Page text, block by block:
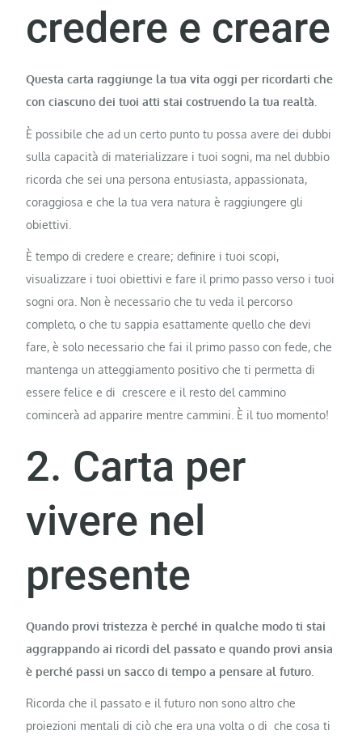
credere e creare
Questa carta raggiunge la tua vita oggi per ricordarti che
con ciascuno dei tuoi atti stai costruendo la tua realtà.
È possibile che ad un certo punto tu possa avere dei dubbi
sulla capacità di materializzare i tuoi sogni, ma nel dubbio
ricorda che sei una persona entusiasta, appassionata,
coraggiosa e che la tua vera natura è raggiungere gli
obiettivi.
È tempo di credere e creare; definire i tuoi scopi,
visualizzare i tuoi obiettivi e fare il primo passo verso i tuoi
sogni ora. Non è necessario che tu veda il percorso
completo, o che tu sappia esattamente quello che devi
fare, è solo necessario che fai il primo passo con fede, che
mantenga un atteggiamento positivo che ti permetta di
essere felice e di crescere e il resto del cammino
comincerà ad apparire mentre cammini. È il tuo momento!
2. Carta per
vivere nel
presente
Quando provi tristezza è perché in qualche modo ti stai
aggrappando ai ricordi del passato e quando provi ansia
è perché passi un sacco di tempo a pensare al futuro.
Ricorda che il passato e il futuro non sono altro che
proiezioni mentali di ciò che era una volta o di che cosa ti